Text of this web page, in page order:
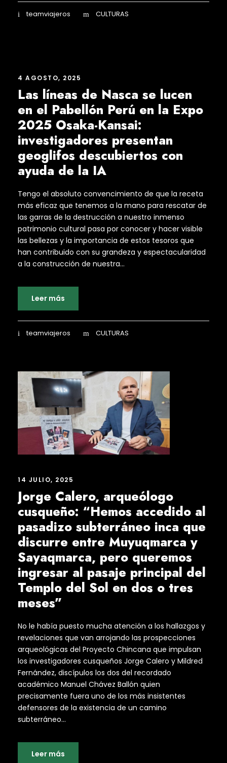
teamviajeros CULTURAS
4 AGOSTO, 2025
Las líneas de Nasca se lucen
en el Pabellón Perú en la Expo
2025 Osaka-Kansai:
investigadores presentan
geoglifos descubiertos con
ayuda de la IA
Tengo el absoluto convencimiento de que la receta
más eficaz que tenemos a la mano para rescatar de
las garras de la destrucción a nuestro inmenso
patrimonio cultural pasa por conocer y hacer visible
las bellezas y la importancia de estos tesoros que
han contribuido con su grandeza y espectacularidad
a la construcción de nuestra...
Leer más
teamviajeros CULTURAS
14 JULIO, 2025
Jorge Calero, arqueólogo
cusqueño: “Hemos accedido al
pasadizo subterráneo inca que
discurre entre Muyuqmarca y
Sayaqmarca, pero queremos
ingresar al pasaje principal del
Templo del Sol en dos o tres
meses”
No le había puesto mucha atención a los hallazgos y
revelaciones que van arrojando las prospecciones
arqueológicas del Proyecto Chincana que impulsan
los investigadores cusqueños Jorge Calero y Mildred
Fernández, discípulos los dos del recordado
académico Manuel Chávez Ballón quien
precisamente fuera uno de los más insistentes
defensores de la existencia de un camino
subterráneo...
Leer más